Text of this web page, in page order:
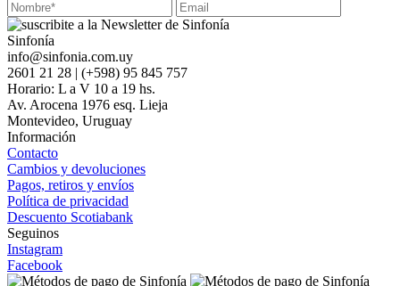
Sinfonía
info@sinfonia.com.uy
2601 21 28 | (+598) 95 845 757
Horario: L a V 10 a 19 hs.
Av. Arocena 1976 esq. Lieja
Montevideo, Uruguay
Información
Contacto
Cambios y devoluciones
Pagos, retiros y envíos
Política de privacidad
Descuento Scotiabank
Seguinos
Instagram
Facebook